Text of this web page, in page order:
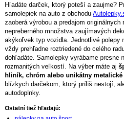
Hľadáte darček, ktorý poteší a zaujme?
samolepiek na auto z obchodu
zaoberá výrobou a predajom
nepreberného množstva zaujímavých
akýkoľvek typ vozidla. Jednotlivé polepy
vždy prehľadne roztriedené do celého
dohľadáte. Samolepky vyrábame presne
rozmanitých veľkostí. Na výber máte aj
hliník, chróm alebo unikátny
blízkych darčekom, ktorý príliš nestojí,
autodoplnky.
Ostatní tiež hľadajú: